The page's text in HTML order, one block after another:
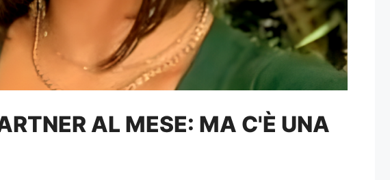
AL MESE: MA C'È UNA